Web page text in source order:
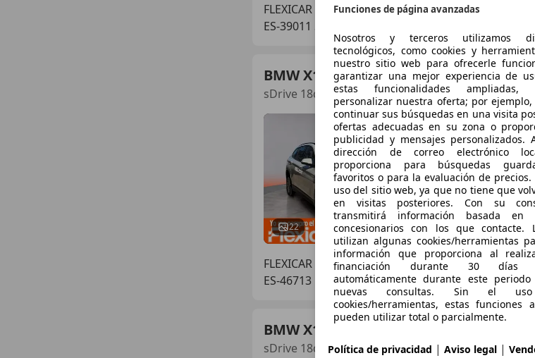
FLEXICAR SANTANDER
ES-39011 Santander
BMW X1
sDrive 18dA Corporate
22
€
09/2021
FLEXICAR GANDIA
ES-46713 GANDIA
BMW X1
sDrive 18dA
Funciones de página avanzadas
Nosotros y terceros utilizamos
tecnológicos, como cookies y
nuestro sitio web para ofrecerle
garantizar una mejor experiencia de
estas funcionalidades ampliadas,
personalizar nuestra oferta; por
continuar sus búsquedas en una visita
ofertas adecuadas en su zona o
publicidad y mensajes personalizados.
dirección de correo electrónico
proporciona para búsquedas
favoritos o para la evaluación de
uso del sitio web, ya que no tiene que
en visitas posteriores. Con su
transmitirá información basada
concesionarios con los que contacte.
utilizan algunas cookies/herramientas
información que proporciona al
financiación durante 30 días
automáticamente durante este
nuevas consultas. Sin el
cookies/herramientas, estas funciones
pueden utilizar total o parcialmente.
Política de privacidad | Aviso legal |